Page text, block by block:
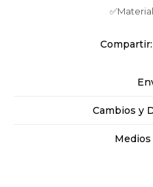
Cambios y